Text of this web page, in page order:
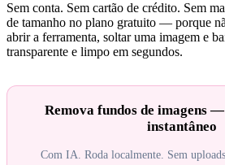
Sem conta. Sem cartão de crédito. Sem
de tamanho no plano gratuito — porque
abrir a ferramenta, soltar uma imagem e
transparente e limpo em segundos.
Remova fundos de imagens
instantâneo
Com IA. Roda localmente. Sem